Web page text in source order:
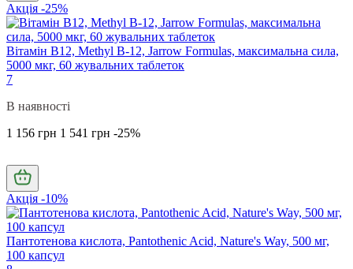
Акція -25%
Вітамін В12, Methyl B-12, Jarrow Formulas, максимальна сила,
5000 мкг, 60 жувальних таблеток
7
В наявності
1 156 грн 1 541 грн -25%
Акція -10%
Пантотенова кислота, Pantothenic Acid, Nature's Way, 500 мг,
100 капсул